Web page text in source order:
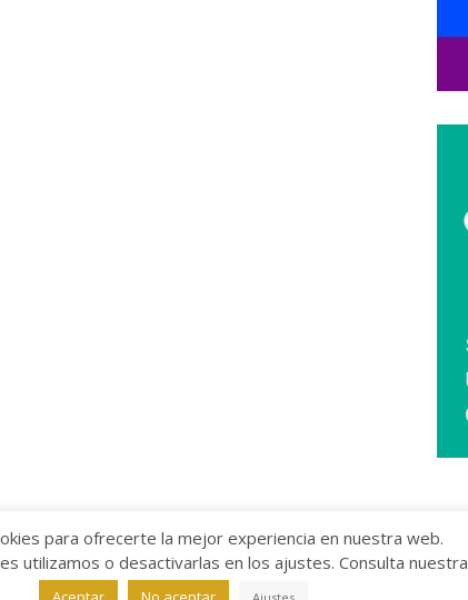
Aviso legal/Política de Privacidad /
para ofrecerte la mejor experiencia en nuestra web.
utilizamos o desactivarlas en los ajustes. Consulta nuestra